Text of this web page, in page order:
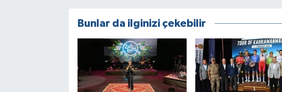
Bunlar da ilginizi çekebilir